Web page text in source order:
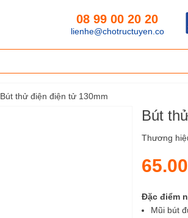
08 99 00 20 20
lienhe@chotructuyen.co
Bút thử điện điện tử 130mm
Bút
Thương
Đặc điểm
Mũi bút